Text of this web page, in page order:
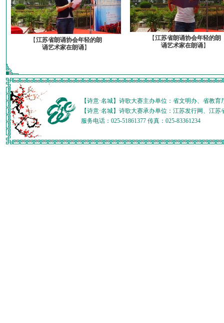
【江苏省朗诵协会年轻的朗
诵艺术家在朗诵】
【江苏省朗诵协会年轻的朗
诵艺术家在朗诵】
【诗意·名城】诗歌大赛主办单位：省文明办、省教
【诗意·名城】诗歌大赛承办单位：江苏发行网、江
服务电话：025-51861377 传真：025-83361234